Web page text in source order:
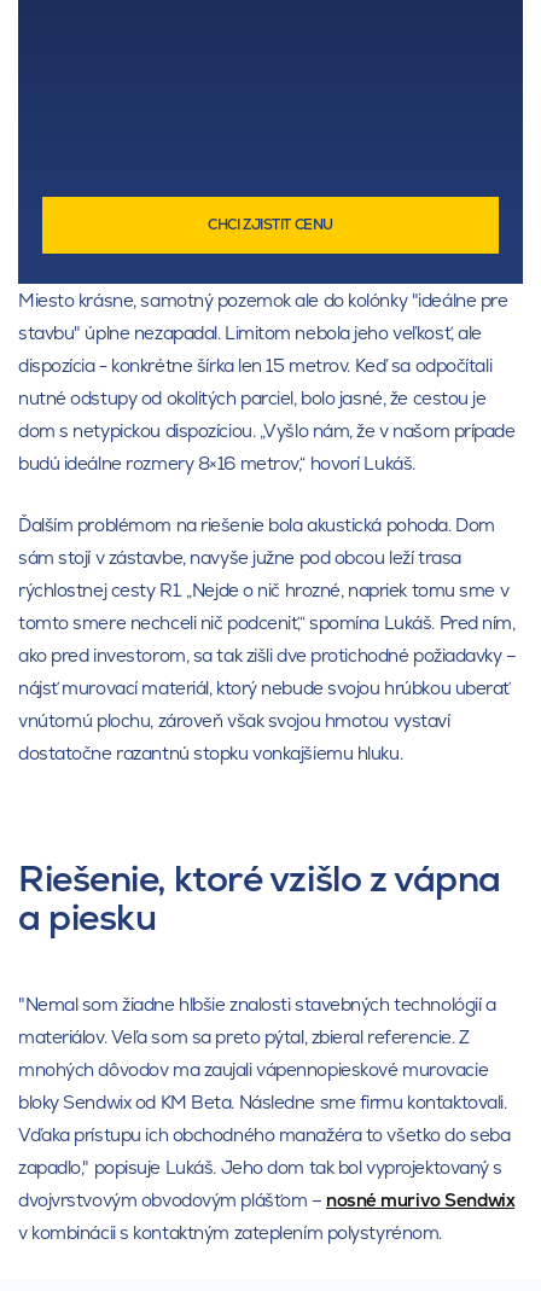
CHCI ZJISTIT CENU
Miesto krásne, samotný pozemok ale do kolónky "ideálne pre
stavbu" úplne nezapadal. Limitom nebola jeho veľkosť, ale
dispozícia - konkrétne šírka len 15 metrov. Keď sa odpočítali
nutné odstupy od okolitých parciel, bolo jasné, že cestou je
dom s netypickou dispozíciou. „Vyšlo nám, že v našom prípade
budú ideálne rozmery 8×16 metrov,“ hovorí Lukáš.
Ďalším problémom na riešenie bola akustická pohoda. Dom
sám stojí v zástavbe, navyše južne pod obcou leží trasa
rýchlostnej cesty R1. „Nejde o nič hrozné, napriek tomu sme v
tomto smere nechceli nič podceniť,“ spomína Lukáš. Pred ním,
ako pred investorom, sa tak zišli dve protichodné požiadavky –
nájsť murovací materiál, ktorý nebude svojou hrúbkou uberať
vnútornú plochu, zároveň však svojou hmotou vystaví
dostatočne razantnú stopku vonkajšiemu hluku.
Riešenie, ktoré vzišlo z vápna
a piesku
"Nemal som žiadne hlbšie znalosti stavebných technológií a
materiálov. Veľa som sa preto pýtal, zbieral referencie. Z
mnohých dôvodov ma zaujali vápennopieskové murovacie
bloky Sendwix od KM Beta. Následne sme firmu kontaktovali.
Vďaka prístupu ich obchodného manažéra to všetko do seba
zapadlo," popisuje Lukáš. Jeho dom tak bol vyprojektovaný s
dvojvrstvovým obvodovým plášťom – nosné murivo Sendwix
v kombinácii s kontaktným zateplením polystyrénom.